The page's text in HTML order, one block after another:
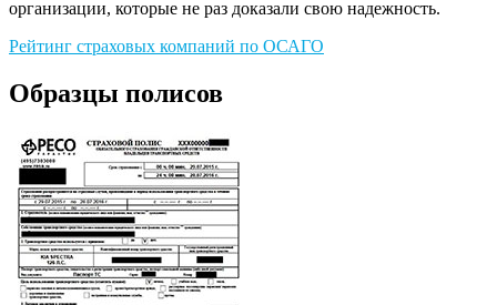
организации, которые не раз доказали свою надежность.
Рейтинг страховых компаний по ОСАГО
Образцы полисов